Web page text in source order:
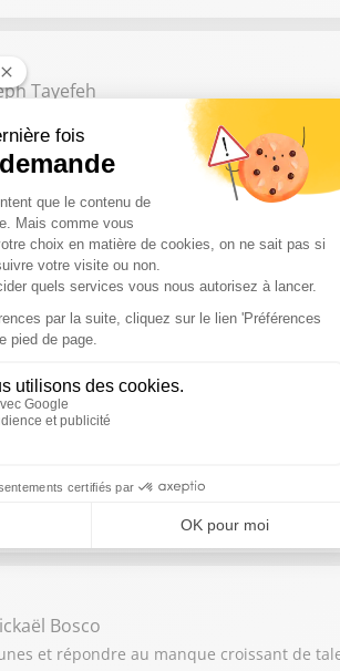
Tayefeh
la société française, alors qu’ils sont
elle le principal vecteur de cohésion sociale
Chardard
Derrière ce mot, on parle de métiers très
Leclercq
: la semaine de travail de 4 jours. Un
Bosco
et répondre au manque croissant de